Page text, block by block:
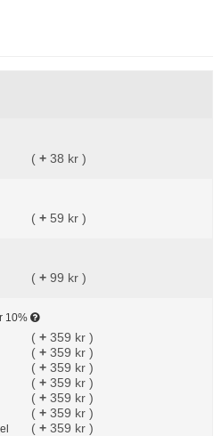
( + 38 kr )
( + 59 kr )
( + 99 kr )
10%
( + 359 kr )
( + 359 kr )
( + 359 kr )
( + 359 kr )
( + 359 kr )
( + 359 kr )
( + 359 kr )